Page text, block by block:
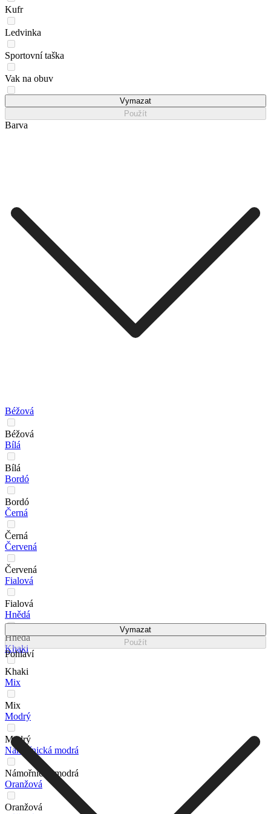
Kufr
Ledvinka
Sportovní taška
Vak na obuv
Vymazat
Použít
Barva
Béžová
Béžová
Bílá
Bílá
Bordó
Bordó
Černá
Černá
Červená
Červená
Fialová
Fialová
Hnědá
Hnědá
Khaki
Khaki
Mix
Mix
Modrý
Modrý
Námořnická modrá
Námořnická modrá
Oranžová
Oranžová
Vymazat
Použít
Pohlaví